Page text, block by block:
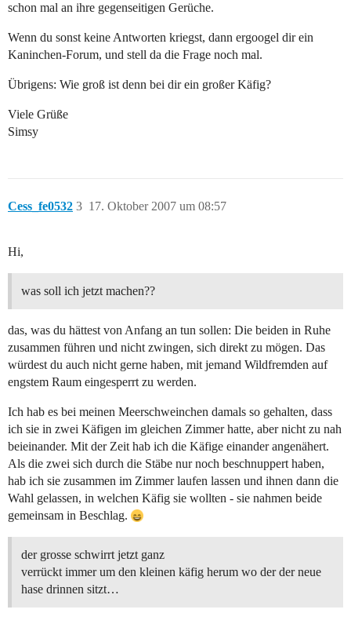
schon mal an ihre gegenseitigen Gerüche.
Wenn du sonst keine Antworten kriegst, dann ergoogel dir ein
Kaninchen-Forum, und stell da die Frage noch mal.
Übrigens: Wie groß ist denn bei dir ein großer Käfig?
Viele Grüße
Simsy
Cess_fe0532 17. Oktober 2007 um 08:57
3
Hi,
was soll ich jetzt machen??
das, was du hättest von Anfang an tun sollen: Die beiden in Ruhe
zusammen führen und nicht zwingen, sich direkt zu mögen. Das
würdest du auch nicht gerne haben, mit jemand Wildfremden auf
engstem Raum eingesperrt zu werden.
Ich hab es bei meinen Meerschweinchen damals so gehalten, dass
ich sie in zwei Käfigen im gleichen Zimmer hatte, aber nicht zu nah
beieinander. Mit der Zeit hab ich die Käfige einander angenähert.
Als die zwei sich durch die Stäbe nur noch beschnuppert haben,
hab ich sie zusammen im Zimmer laufen lassen und ihnen dann die
Wahl gelassen, in welchen Käfig sie wollten - sie nahmen beide
gemeinsam in Beschlag.
der grosse schwirrt jetzt ganz
verrückt immer um den kleinen käfig herum wo der der neue
hase drinnen sitzt…